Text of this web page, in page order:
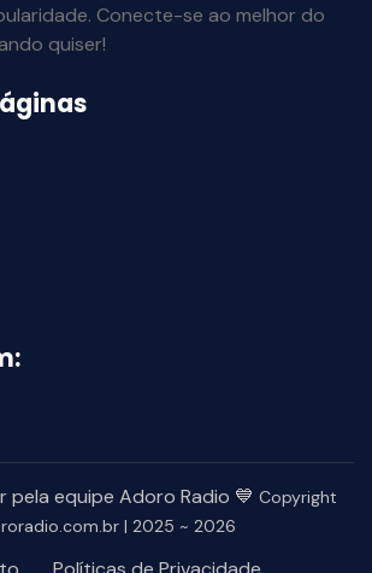
Conecte-se ao melhor do
quiser!
pela equipe Adoro Radio 💙 Copyright
| 2025 ~ 2026